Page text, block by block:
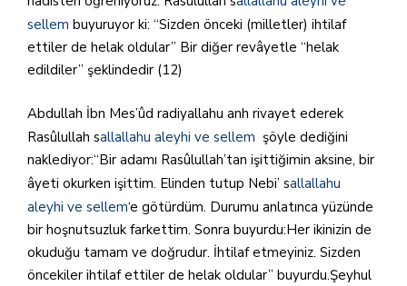
sellem buyuruyor ki: “Sizden önceki (milletler) ihtilaf
ettiler de helak oldular” Bir diğer revâyetle “helak
edildiler” şeklindedir (12)
Abdullah İbn Mes’ûd radiyallahu anh rivayet ederek
Rasûlullah sallallahu aleyhi ve sellem şöyle dediğini
naklediyor:“Bir adamı Rasûlullah’tan işittiğimin aksine, bir
âyeti okurken işittim. Elinden tutup Nebi’ sallallahu
aleyhi ve sellem‘e götürdüm. Durumu anlatınca yüzünde
bir hoşnutsuzluk farkettim. Sonra buyurdu:Her ikinizin de
okuduğu tamam ve doğrudur. İhtilaf etmeyiniz. Sizden
öncekiler ihtilaf ettiler de helak oldular” buyurdu.Şeyhul